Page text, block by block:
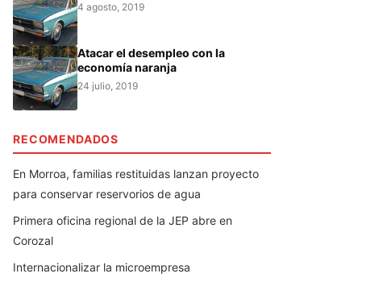
4 agosto, 2019
Atacar el desempleo con la
economía naranja
24 julio, 2019
RECOMENDADOS
En Morroa, familias restituidas lanzan proyecto
para conservar reservorios de agua
Primera oficina regional de la JEP abre en
Corozal
Internacionalizar la microempresa